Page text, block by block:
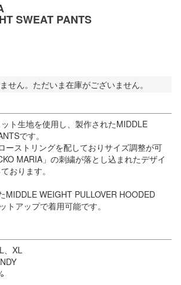
SWEAT PANTS
せん。ただいま在庫がございません。
ト生地を使用し、製作されたMIDDLE
です。
ーストリングを配しておりサイズ調整が可
MARIA」の刺繍が落とし込まれたデザイ
おります。
MIDDLE WEIGHT PULLOVER HOODED
トアップで着用可能です。
、XL